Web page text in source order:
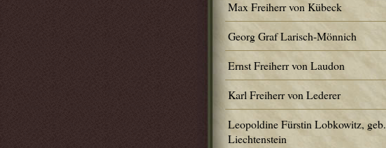
Max Freiherr von Kübeck
Georg Graf Larisch-Mönnich
Ernst Freiherr von Laudon
Karl Freiherr von Lederer
Leopoldine Fürstin Lobkowitz, geb.
Liechtenstein